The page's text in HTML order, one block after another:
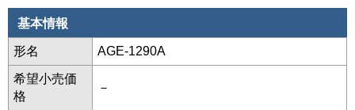
基本情報
形名 AGE-1290A
希望小売価
格
－